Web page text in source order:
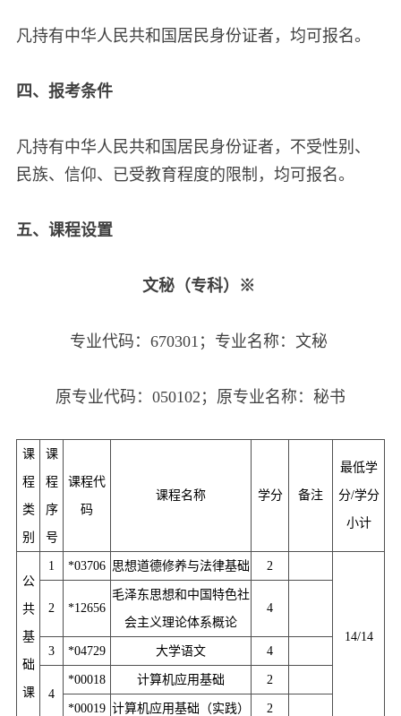
凡持有中华人民共和国居民身份证者，均可报名。
四、报考条件
凡持有中华人民共和国居民身份证者，不受性别、
民族、信仰、已受教育程度的限制，均可报名。
五、课程设置
文秘（专科）※
专业代码：670301；专业名称：文秘
原专业代码：050102；原专业名称：秘书
课
程
类
别
课
程
序
号
课程代
码
课程名称 学分 备注
最低学
分/学分
小计
公
共
基
础
课
1 *03706 思想道德修养与法律基础 2
14/14
2 *12656
毛泽东思想和中国特色社
会主义理论体系概论
4
3 *04729 大学语文 4
4
*00018 计算机应用基础 2
*00019 计算机应用基础（实践） 2